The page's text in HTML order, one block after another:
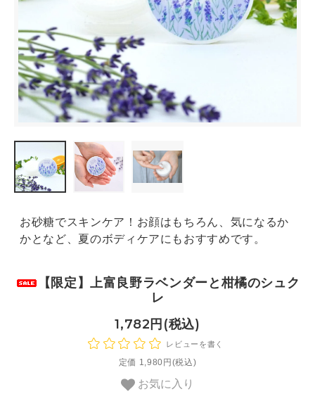
お砂糖でスキンケア！お顔はもちろん、気になるか
かとなど、夏のボディケアにもおすすめです。
【限定】上富良野ラベンダーと柑橘のシュク
レ
1,782円(税込)
レビューを書く
定価 1,980円(税込)
お気に入り